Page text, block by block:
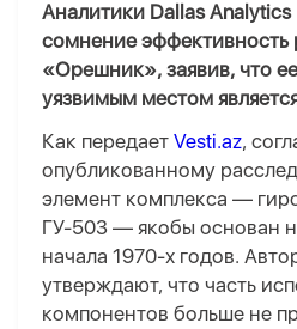
Аналитики Dallas Analytics
сомнение эффективность
«Орешник», заявив, что
уязвимым местом
Как передает Vesti.az,
опубликованному
элемент комплекса —
ГУ-503 — якобы основан
начала 1970-х годов.
утверждают, что часть
компонентов больше не